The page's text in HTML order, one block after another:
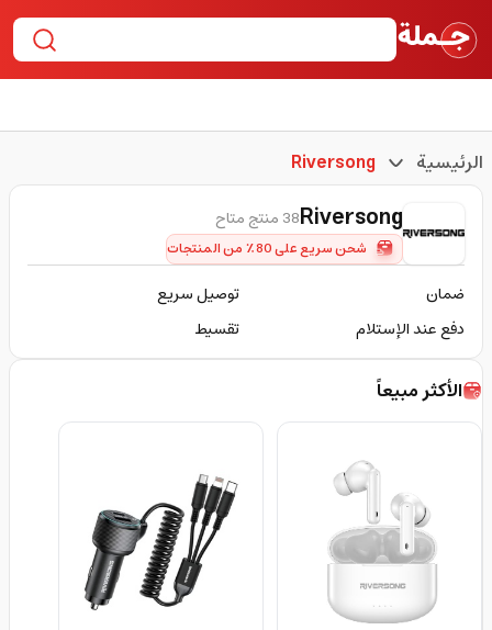
الرئيسية Riversong
Riversong38 منتج متاح
شحن سريع على 80٪ من المنتجات
ضمان
توصيل سريع
دفع عند الإستلام
تقسيط
الأكثر مبيعاً